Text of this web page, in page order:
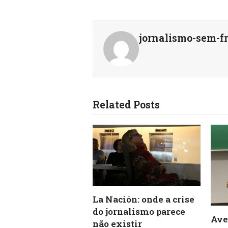
jornalismo-sem-
Related Posts
La Nación: onde a crise
do jornalismo parece
não existir